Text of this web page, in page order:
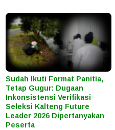
Sudah Ikuti Format Panitia,
Tetap Gugur: Dugaan
Inkonsistensi Verifikasi
Seleksi Kalteng Future
Leader 2026 Dipertanyakan
Peserta